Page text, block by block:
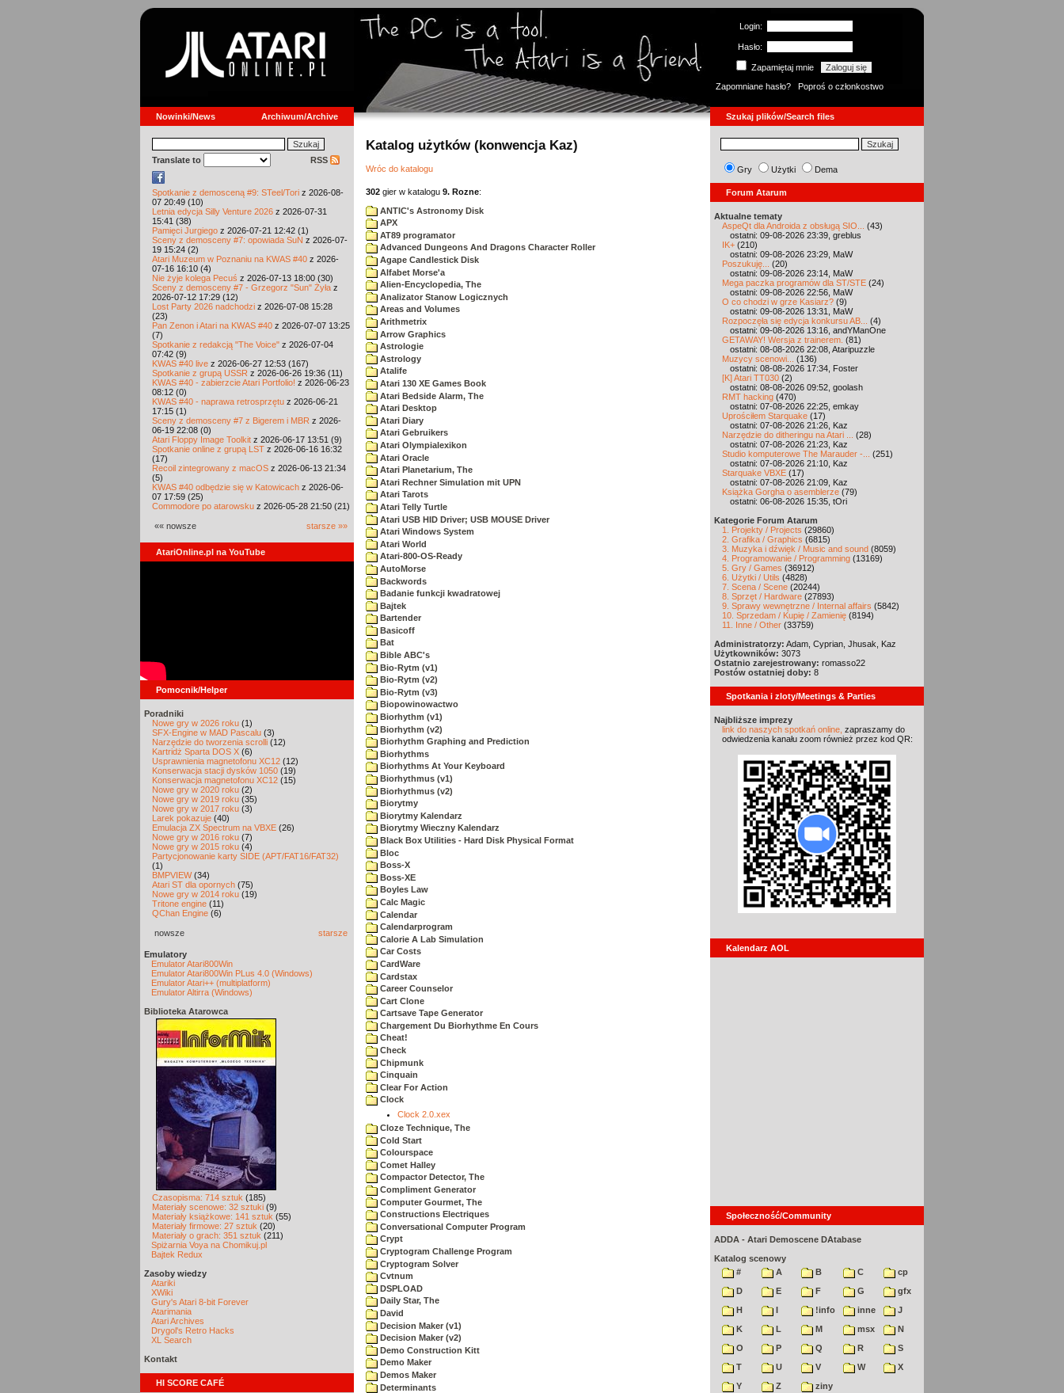
Login:
Hasło:
Zapamiętaj mnie
Zapomniane hasło?
Poproś o członkostwo
Nowinki/News Archiwum/Archive Szukaj plików/Search files
Translate to RSS
Spotkanie z demosceną #9: STeel/Tori z 2026-08-
07 20:49 (10)
Letnia edycja Silly Venture 2026 z 2026-07-31
15:41 (38)
Pamięci Jurgiego z 2026-07-21 12:42 (1)
Sceny z demosceny #7: opowiada SuN z 2026-07-
19 15:24 (2)
Atari Muzeum w Poznaniu na KWAS #40 z 2026-
07-16 16:10 (4)
Nie żyje kolega Pecuś z 2026-07-13 18:00 (30)
Sceny z demosceny #7 - Grzegorz "Sun" Żyła z
2026-07-12 17:29 (12)
Lost Party 2026 nadchodzi z 2026-07-08 15:28
(23)
Pan Zenon i Atari na KWAS #40 z 2026-07-07 13:25
(7)
Spotkanie z redakcją "The Voice" z 2026-07-04
07:42 (9)
KWAS #40 live z 2026-06-27 12:53 (167)
Spotkanie z grupą USSR z 2026-06-26 19:36 (11)
KWAS #40 - zabierzcie Atari Portfolio! z 2026-06-23
08:12 (0)
KWAS #40 - naprawa retrosprzętu z 2026-06-21
17:15 (1)
Sceny z demosceny #7 z Bigerem i MBR z 2026-
06-19 22:08 (0)
Atari Floppy Image Toolkit z 2026-06-17 13:51 (9)
Spotkanie online z grupą LST z 2026-06-16 16:32
(17)
Recoil zintegrowany z macOS z 2026-06-13 21:34
(5)
KWAS #40 odbędzie się w Katowicach z 2026-06-
07 17:59 (25)
Commodore po atarowsku z 2026-05-28 21:50 (21)
«« nowsze starsze »»
AtariOnline.pl na YouTube
Pomocnik/Helper
Poradniki
Nowe gry w 2026 roku (1)
SFX-Engine w MAD Pascalu (3)
Narzędzie do tworzenia scrolli (12)
Kartridż Sparta DOS X (6)
Usprawnienia magnetofonu XC12 (12)
Konserwacja stacji dysków 1050 (19)
Konserwacja magnetofonu XC12 (15)
Nowe gry w 2020 roku (2)
Nowe gry w 2019 roku (35)
Nowe gry w 2017 roku (3)
Larek pokazuje (40)
Emulacja ZX Spectrum na VBXE (26)
Nowe gry w 2016 roku (7)
Nowe gry w 2015 roku (4)
Partycjonowanie karty SIDE (APT/FAT16/FAT32)
(1)
BMPVIEW(34)
Atari ST dla opornych (75)
Nowe gry w 2014 roku (19)
Tritone engine (11)
QChan Engine (6)
nowsze starsze
Emulatory
Emulator Atari800Win
Emulator Atari800Win PLus 4.0 (Windows)
Emulator Atari++ (multiplatform)
Emulator Altirra (Windows)
Biblioteka Atarowca
Czasopisma: 714 sztuk (185)
Materiały scenowe: 32 sztuki (9)
Materiały książkowe: 141 sztuk (55)
Materiały firmowe: 27 sztuk (20)
Materiały o grach: 351 sztuk (211)
Spiżarnia Voya na Chomikuj.pl
Bajtek Redux
Zasoby wiedzy
Atariki
XWiki
Gury's Atari 8-bit Forever
Atarimania
Atari Archives
Drygol's Retro Hacks
XL Search
Kontakt
HI SCORE CAFÉ
Katalog użytków (konwencja Kaz)
Wróc do katalogu
302 gier w katalogu 9. Rozne:
ANTIC's Astronomy Disk
APX
AT89 programator
Advanced Dungeons And Dragons Character Roller
Agape Candlestick Disk
Alfabet Morse'a
Alien-Encyclopedia, The
Analizator Stanow Logicznych
Areas and Volumes
Arithmetrix
Arrow Graphics
Astrologie
Astrology
Atalife
Atari 130 XE Games Book
Atari Bedside Alarm, The
Atari Desktop
Atari Diary
Atari Gebruikers
Atari Olympialexikon
Atari Oracle
Atari Planetarium, The
Atari Rechner Simulation mit UPN
Atari Tarots
Atari Telly Turtle
Atari USB HID Driver; USB MOUSE Driver
Atari Windows System
Atari World
Atari-800-OS-Ready
AutoMorse
Backwords
Badanie funkcji kwadratowej
Bajtek
Bartender
Basicoff
Bat
Bible ABC's
Bio-Rytm (v1)
Bio-Rytm (v2)
Bio-Rytm (v3)
Biopowinowactwo
Biorhythm (v1)
Biorhythm (v2)
Biorhythm Graphing and Prediction
Biorhythms
Biorhythms At Your Keyboard
Biorhythmus (v1)
Biorhythmus (v2)
Biorytmy
Biorytmy Kalendarz
Biorytmy Wieczny Kalendarz
Black Box Utilities - Hard Disk Physical Format
Bloc
Boss-X
Boss-XE
Boyles Law
Calc Magic
Calendar
Calendarprogram
Calorie A Lab Simulation
Car Costs
CardWare
Cardstax
Career Counselor
Cart Clone
Cartsave Tape Generator
Chargement Du Biorhythme En Cours
Cheat!
Check
Chipmunk
Cinquain
Clear For Action
Clock
Clock 2.0.xex
Cloze Technique, The
Cold Start
Colourspace
Comet Halley
Compactor Detector, The
Compliment Generator
Computer Gourmet, The
Constructions Electriques
Conversational Computer Program
Crypt
Cryptogram Challenge Program
Cryptogram Solver
Cvtnum
DSPLOAD
Daily Star, The
David
Decision Maker (v1)
Decision Maker (v2)
Demo Construction Kitt
Demo Maker
Demos Maker
Determinants
Gry Użytki Dema
Forum Atarum
Aktualne tematy
AspeQt dla Androida z obsługą SIO...
(43)
ostatni: 09-08-2026 23:39, greblus
IK+ (210)
ostatni: 09-08-2026 23:29, MaW
Poszukuję...
(20)
ostatni: 09-08-2026 23:14, MaW
Mega paczka programów dla ST/STE (24)
ostatni: 09-08-2026 22:56, MaW
O co chodzi w grze Kasiarz? (9)
ostatni: 09-08-2026 13:31, MaW
Rozpoczęła się edycja konkursu AB...
(4)
ostatni: 09-08-2026 13:16, andYManOne
GETAWAY! Wersja z trainerem. (81)
ostatni: 08-08-2026 22:08, Ataripuzzle
Muzycy scenowi...
(136)
ostatni: 08-08-2026 17:34, Foster
[K] Atari TT030 (2)
ostatni: 08-08-2026 09:52, goolash
RMT hacking (470)
ostatni: 07-08-2026 22:25, emkay
Uprościłem Starquake (17)
ostatni: 07-08-2026 21:26, Kaz
Narzędzie do ditheringu na Atari ...
(28)
ostatni: 07-08-2026 21:23, Kaz
Studio komputerowe The Marauder -...
(251)
ostatni: 07-08-2026 21:10, Kaz
Starquake VBXE (17)
ostatni: 07-08-2026 21:09, Kaz
Książka Gorgha o asemblerze (79)
ostatni: 06-08-2026 15:35, tOri
Kategorie Forum Atarum
1. Projekty / Projects (29860)
2. Grafika / Graphics (6815)
3. Muzyka i dźwięk / Music and sound (8059)
4. Programowanie / Programming (13169)
5. Gry / Games (36912)
6. Użytki / Utils (4828)
7. Scena / Scene (20244)
8. Sprzęt / Hardware (27893)
9. Sprawy wewnętrzne / Internal affairs (5842)
10. Sprzedam / Kupię / Zamienię (8194)
11. Inne / Other (33759)
Administratorzy: Adam, Cyprian, Jhusak, Kaz
Użytkowników: 3073
Ostatnio zarejestrowany: romasso22
Postów ostatniej doby: 8
Spotkania i zloty/Meetings & Parties
Najbliższe imprezy
link do naszych spotkań online, zapraszamy do
odwiedzenia kanału zoom również przez kod QR:
Kalendarz AOL
Społeczność/Community
ADDA - Atari Demoscene DAtabase
Katalog scenowy
#
A B C
cp
D
E F G
gfx
H
I !info inne
J
K
L M msx
N
O
P Q R
S
T
U V W
X
Y
Z
ziny